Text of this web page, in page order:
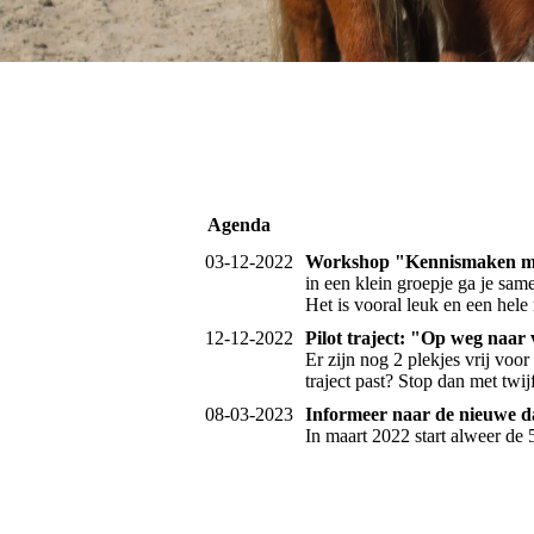
Agenda
03-12-2022
Workshop "Kennismaken
in een klein groepje ga je
Het is vooral leuk en een
12-12-2022
Pilot traject: "Op weg naar
Er zijn nog 2 plekjes vrij voor
traject past? Stop dan met
08-03-2023 Informeer naar de nieuwe
In maart 2022 start alweer